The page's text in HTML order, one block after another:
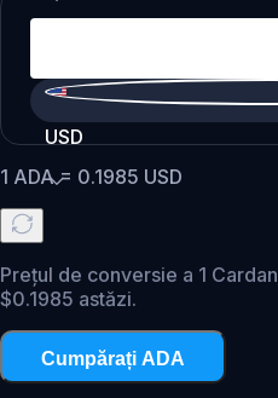
USD
1 ADA= 0.1985 USD
Prețul de conversie a 1
$0.1985 astăzi.
Cumpărați ADA